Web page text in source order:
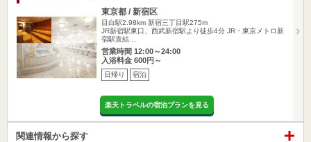
東京都 / 新宿区
目白駅2.98km 新宿三丁目駅275m
JR新宿駅東口、西武新宿駅より徒歩4分 JR・東京メトロ新
宿駅直結…
営業時間 12:00～24:00
入浴料金 600円～
日帰り 宿泊
楽天トラベルの宿泊プランを見る
関連情報から探す